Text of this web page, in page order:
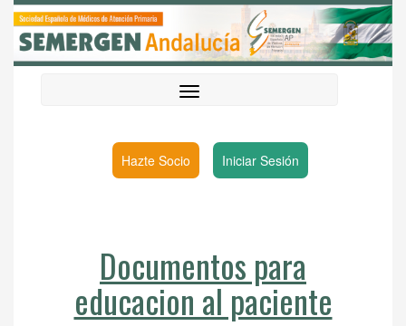
Hazte Socio Iniciar Sesión
Documentos para
educacion al paciente